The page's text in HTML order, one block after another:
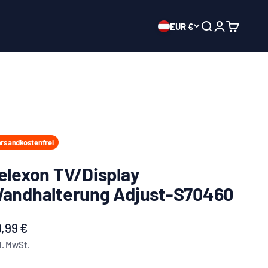
EUR € Suche öffnen
Mein Konto
TV/Display
Adjust-S70460
€
MwSt.